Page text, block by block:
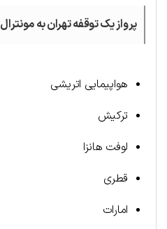
پرواز یک توقفه تهران به مونترال
هواپیمایی اتریشی
ترکیش
لوفت هانزا
قطری
امارات